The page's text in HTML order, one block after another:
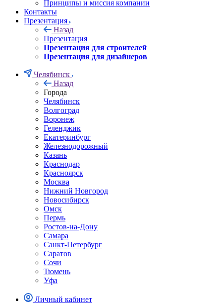
Принципы и миссия компании
Контакты
Презентация
Назад
Презентация
Презентация для строителей
Презентация для дизайнеров
Челябинск
Назад
Города
Челябинск
Волгоград
Воронеж
Геленджик
Екатеринбург
Железнодорожный
Казань
Краснодар
Красноярск
Москва
Нижний Новгород
Новосибирск
Омск
Пермь
Ростов-на-Дону
Самара
Санкт-Петербург
Саратов
Сочи
Тюмень
Уфа
Личный кабинет